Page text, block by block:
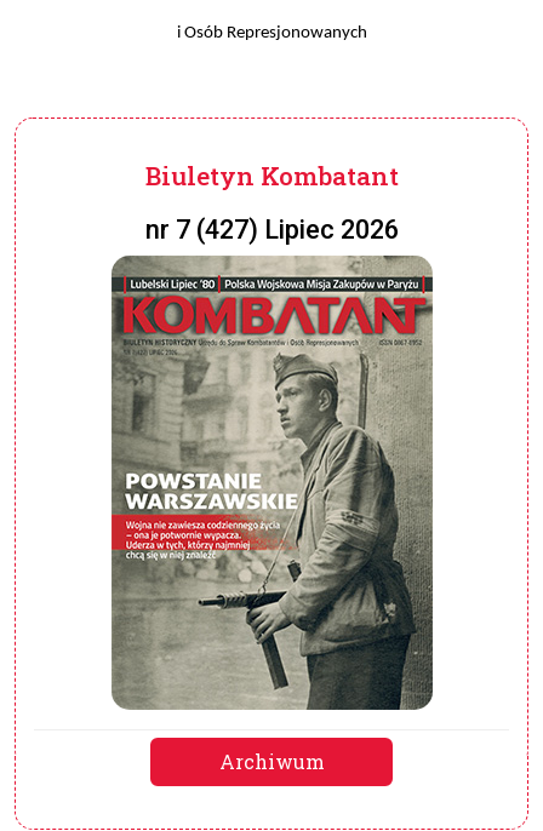
i Osób Represjonowanych
Biuletyn Kombatant
nr 7 (427) Lipiec 2026
Archiwum